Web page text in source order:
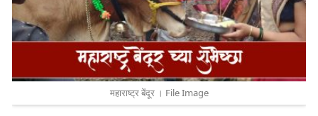
महाराष्ट्र बेंदूर । File Image